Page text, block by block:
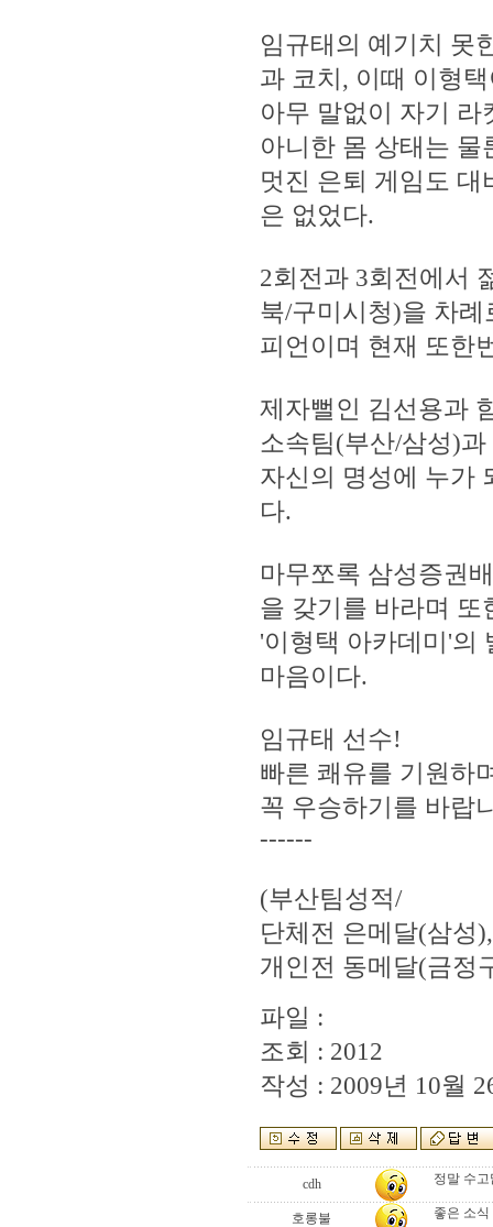
임규태의 예기치 못
과 코치, 이때 이형
아무 말없이 자기
아니한 몸 상태는 물
멋진 은퇴 게임도
은 없었다.
2회전과 3회전에서
북/구미시청)을 차
피언이며 현재 또한
제자뻘인 김선용과
소속팀(부산/삼성)과
자신의 명성에 누가
다.
마무쪼록 삼성증권
을 갖기를 바라며 또
'이형택 아카데미'의
마음이다.
임규태 선수!
빠른 쾌유를 기원하
꼭 우승하기를 바랍
------
(부산팀성적/
단체전 은메달(삼성
개인전 동메달(금정
파일 :
조회 : 2012
작성 : 2009년 10월
cdh 정말 수
호롱불 좋은 소